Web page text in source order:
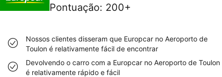
Pontuação: 200+
Nossos clientes disseram que Europcar no Aeroporto de
Toulon é relativamente fácil de encontrar
Devolvendo o carro com a Europcar no Aeroporto de Toulon
é relativamente rápido e fácil